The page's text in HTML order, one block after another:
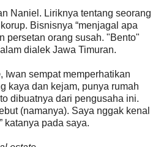
Naniel. Liriknya tentang seorang
Bisnisnya “menjagal apa
persetan orang susah. "Bento"
dialek Jawa Timuran.
, Iwan sempat memperhatikan
kaya dan kejam, punya rumah
dibuatnya dari pengusaha ini.
(namanya). Saya nggak kenal
katanya pada saya.